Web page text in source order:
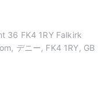
36 FK4 1RY Falkirk
デニー, FK4 1RY, GB